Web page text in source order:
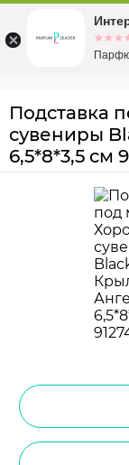
Подставка
сувениры
6,5*8*3,5 см